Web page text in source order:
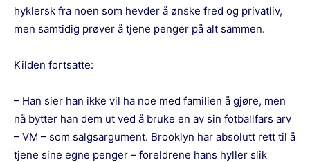
hyklersk fra noen som hevder å ønske fred og privatliv,
men samtidig prøver å tjene penger på alt sammen.
Kilden fortsatte:
– Han sier han ikke vil ha noe med familien å gjøre, men
nå bytter han dem ut ved å bruke en av sin fotballfars arv
– VM – som salgsargument. Brooklyn har absolutt rett til å
tjene sine egne penger – foreldrene hans hyller slik